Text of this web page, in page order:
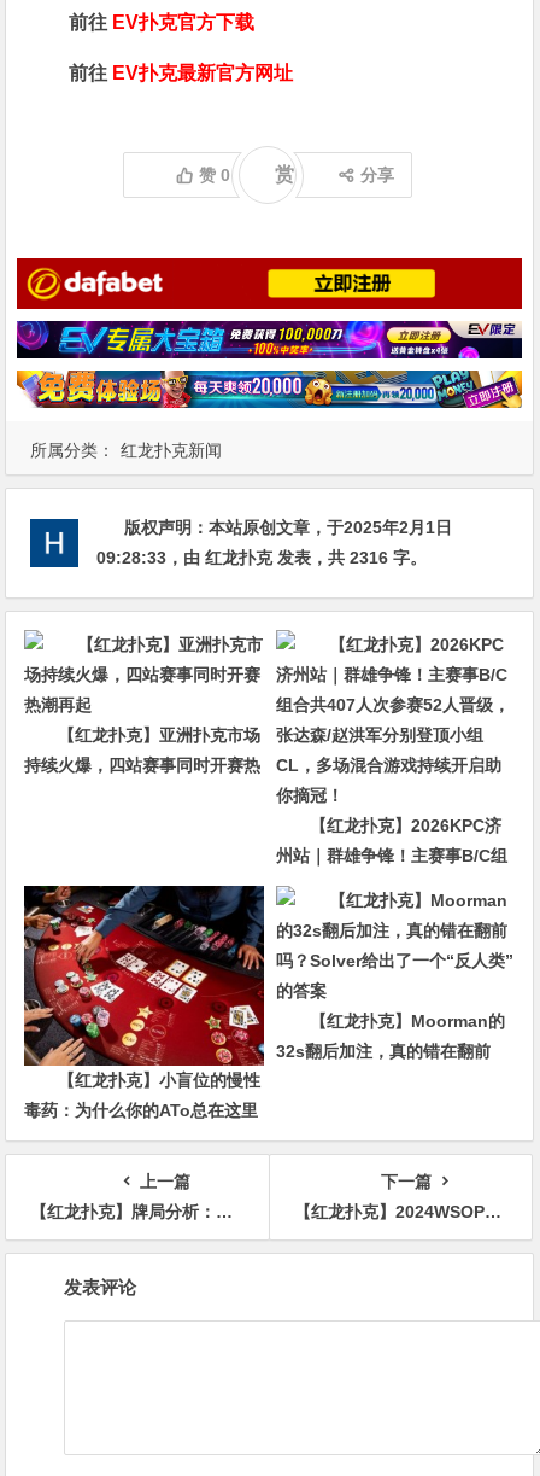
所属分类： 红龙扑克新闻
前往 EV扑克官方下载
前往 EV扑克最新官方网址
赞0 赏 分享
版权声明：本站原创文章，于2025年2月1日
09:28:33 ，由红龙扑克发表，共 2316 字。
【红龙扑克】亚洲扑克市场
持续火爆，四站赛事同时开赛热
【红龙扑克】2026KPC济
州站｜群雄争锋！主赛事B/C组
合共407人次参赛52人晋级，张
【红龙扑克】小盲位的慢性
毒药：为什么你的ATo总在这里
输钱？
【红龙扑克】Moorman的
32s翻后加注，真的错在翻前
上一篇
【红龙扑克】牌局分析：翻牌check raise，河牌遭遇难题
下一篇
【红龙扑克】2024WSOP｜Phillip Hui斩获第4条金手链 陈东成为赛事#41 Day1领跑者
发表评论